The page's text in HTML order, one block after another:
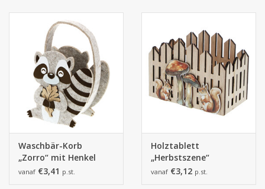
Waschbär-Korb
„Zorro“ mit Henkel
vanaf €3,41 p.st.
Holztablett
„Herbstszene“
vanaf €3,12 p.st.